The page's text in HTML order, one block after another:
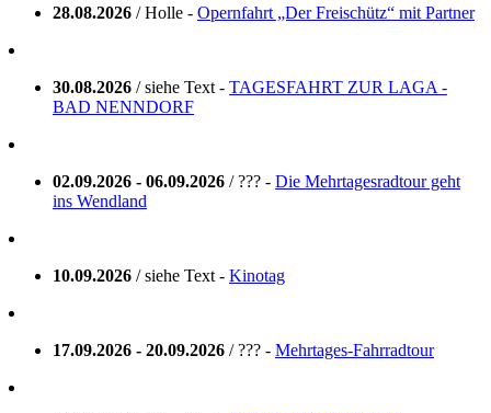
28.08.2026 / Holle - Opernfahrt „Der Freischütz“ mit Partner
30.08.2026 / siehe Text - TAGESFAHRT ZUR LAGA -
BAD NENNDORF
02.09.2026 - 06.09.2026 / ??? - Die Mehrtagesradtour geht
ins Wendland
10.09.2026 / siehe Text - Kinotag
17.09.2026 - 20.09.2026 / ??? - Mehrtages-Fahrradtour